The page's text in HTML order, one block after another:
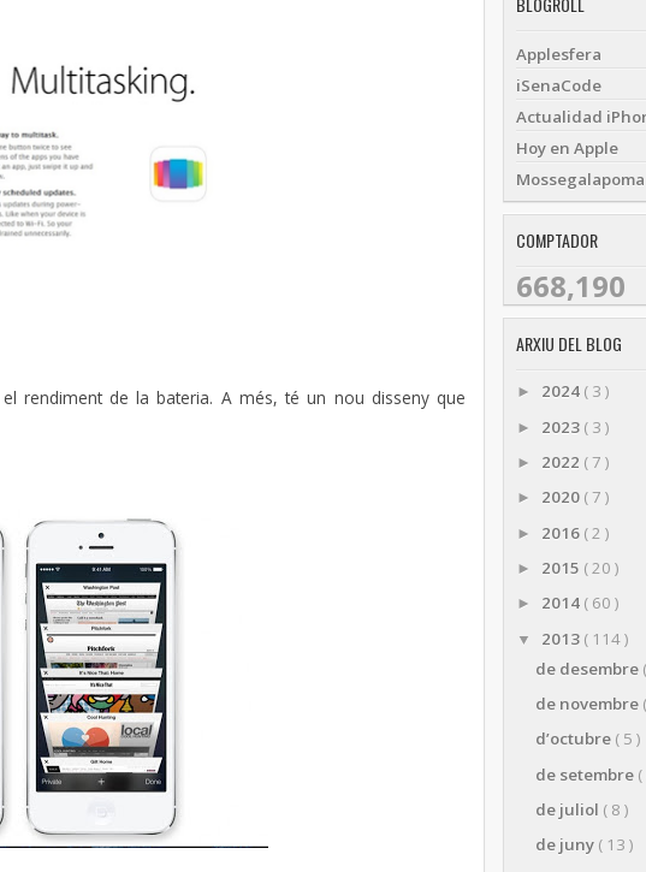
rendiment de la bateria. A més, té un nou disseny que
Applesfera
iSenaCode
Actualidad
Hoy en Apple
Mossegalapoma
COMPTADOR
668,190
ARXIU DEL BLOG
► 2024 ( 3 )
► 2023 ( 3 )
► 2022 ( 7 )
► 2020 ( 7 )
► 2016 ( 2 )
► 2015 ( 20 )
► 2014 ( 60 )
▼ 2013 ( 114 )
de desembre
de novembre
d’octubre ( 5 )
de setembre
de juliol ( 8 )
de juny ( 13 )